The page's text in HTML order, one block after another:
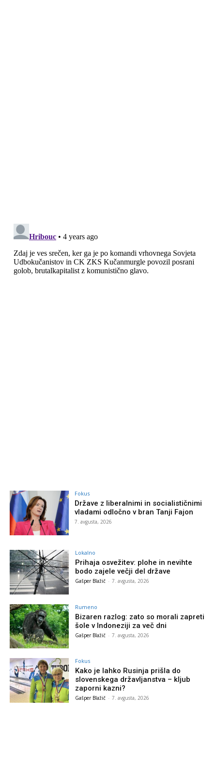
Fokus
Države z liberalnimi in socialističnimi
vladami odločno v bran Tanji Fajon
7. avgusta, 2026
Lokalno
Prihaja osvežitev: plohe in nevihte
bodo zajele večji del države
Gašper Blažič - 7. avgusta, 2026
Rumeno
Bizaren razlog: zato so morali zapreti
šole v Indoneziji za več dni
Gašper Blažič - 7. avgusta, 2026
Fokus
Kako je lahko Rusinja prišla do
slovenskega državljanstva – kljub
zaporni kazni?
Gašper Blažič - 7. avgusta, 2026